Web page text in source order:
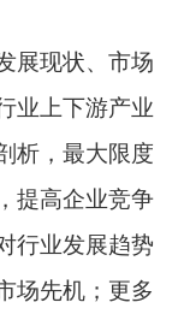
展现状、市场
业上下游产业
析，最大限度
提高企业竞争
行业发展趋势
场先机；更多